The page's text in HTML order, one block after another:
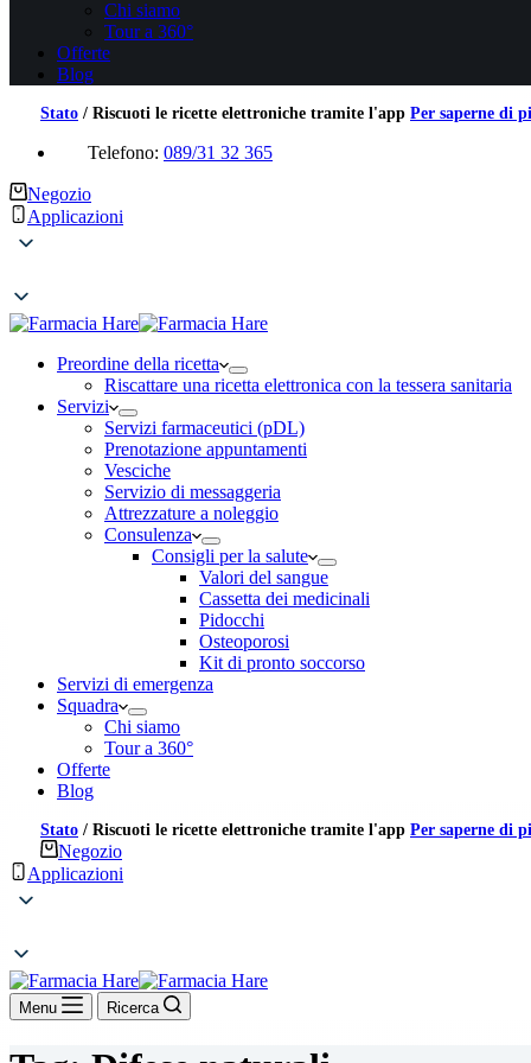
Chi siamo
Tour a 360°
Offerte
Blog
Stato / Riscuoti le ricette elettroniche tramite l'app Per saperne di
Telefono: 089/31 32 365
Negozio
Applicazioni
Preordine della ricetta
Riscattare una ricetta elettronica con la tessera sanitaria
Servizi
Servizi farmaceutici (pDL)
Prenotazione appuntamenti
Vesciche
Servizio di messaggeria
Attrezzature a noleggio
Consulenza
Consigli per la salute
Valori del sangue
Cassetta dei medicinali
Pidocchi
Osteoporosi
Kit di pronto soccorso
Servizi di emergenza
Squadra
Chi siamo
Tour a 360°
Offerte
Blog
Stato / Riscuoti le ricette elettroniche tramite l'app Per saperne di
Negozio
Applicazioni
Menu Ricerca